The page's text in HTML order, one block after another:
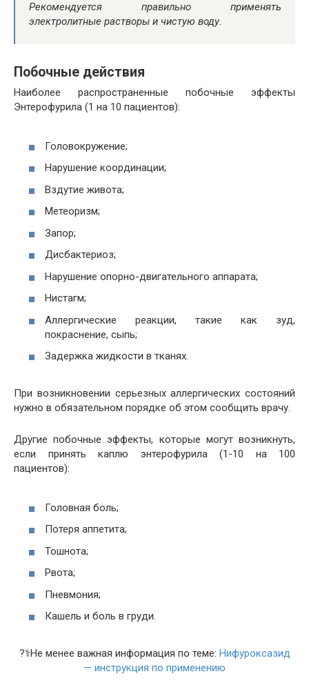
Рекомендуется правильно применять
электролитные растворы и чистую воду.
Побочные действия
Наиболее распространенные побочные эффекты
Энтерофурила (1 на 10 пациентов):
Головокружение;
Нарушение координации;
Вздутие живота;
Метеоризм;
Запор;
Дисбактериоз;
Нарушение опорно-двигательного аппарата;
Нистагм;
Аллергические реакции, такие как зуд,
покраснение, сыпь;
Задержка жидкости в тканях.
При возникновении серьезных аллергических состояний
нужно в обязательном порядке об этом сообщить врачу.
Другие побочные эффекты, которые могут возникнуть,
если принять каплю энтерофурила (1-10 на 100
пациентов):
Головная боль;
Потеря аппетита;
Тошнота;
Рвота;
Пневмония;
Кашель и боль в груди.
?‍⚕️Не менее важная информация по теме: Нифуроксазид
— инструкция по применению